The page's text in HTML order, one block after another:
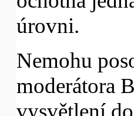
úrovni.
Nemohu
moderátora
vysvětlení